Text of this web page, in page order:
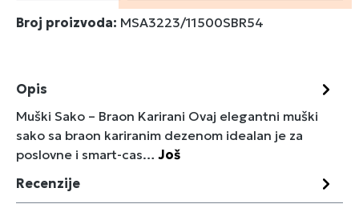
Broj proizvoda: MSA3223/11500SBR54
Opis
Muški Sako – Braon Karirani Ovaj elegantni muški
sako sa braon kariranim dezenom idealan je za
poslovne i smart-cas…Još
Recenzije